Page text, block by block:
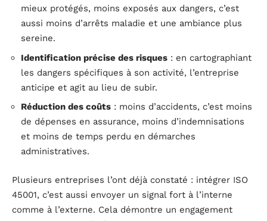
mieux protégés, moins exposés aux dangers, c’est
aussi moins d’arrêts maladie et une ambiance plus
sereine.
Identification précise des risques : en cartographiant
les dangers spécifiques à son activité, l’entreprise
anticipe et agit au lieu de subir.
Réduction des coûts : moins d’accidents, c’est moins
de dépenses en assurance, moins d’indemnisations
et moins de temps perdu en démarches
administratives.
Plusieurs entreprises l’ont déjà constaté : intégrer ISO
45001, c’est aussi envoyer un signal fort à l’interne
comme à l’externe. Cela démontre un engagement